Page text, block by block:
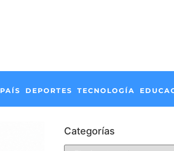
PAÍS DEPORTES TECNOLOGÍA
Categorías